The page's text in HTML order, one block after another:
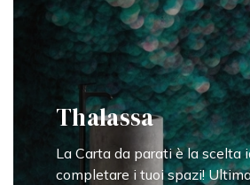
Thalassa
La Carta da parati è la scelta
completare i tuoi spazi!